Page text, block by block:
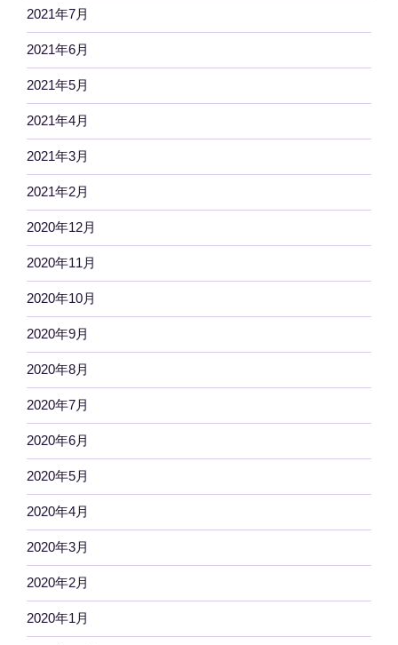
2021年7月
2021年6月
2021年5月
2021年4月
2021年3月
2021年2月
2020年12月
2020年11月
2020年10月
2020年9月
2020年8月
2020年7月
2020年6月
2020年5月
2020年4月
2020年3月
2020年2月
2020年1月